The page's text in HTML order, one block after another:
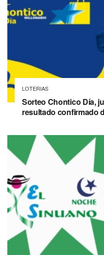
LOTERIAS
Sorteo Chontico Día,
resultado confirmado